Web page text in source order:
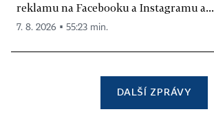
reklamu na Facebooku a Instagramu a...
7. 8. 2026 ▪ 55:23 min.
DALŠÍ ZPRÁVY